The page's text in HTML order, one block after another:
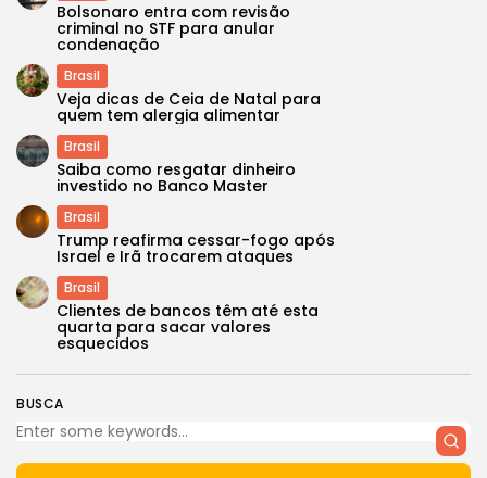
BUSCA
Bolsonaro entra com revisão
criminal no STF para anular
condenação
Brasil
Veja dicas de Ceia de Natal para
quem tem alergia alimentar
Brasil
Saiba como resgatar dinheiro
investido no Banco Master
Brasil
Trump reafirma cessar-fogo após
Israel e Irã trocarem ataques
Brasil
Clientes de bancos têm até esta
quarta para sacar valores
esquecidos